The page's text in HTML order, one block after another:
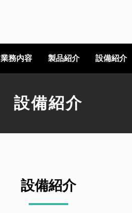
業務内容 製品紹介 設備紹介
設備紹介
設備紹介